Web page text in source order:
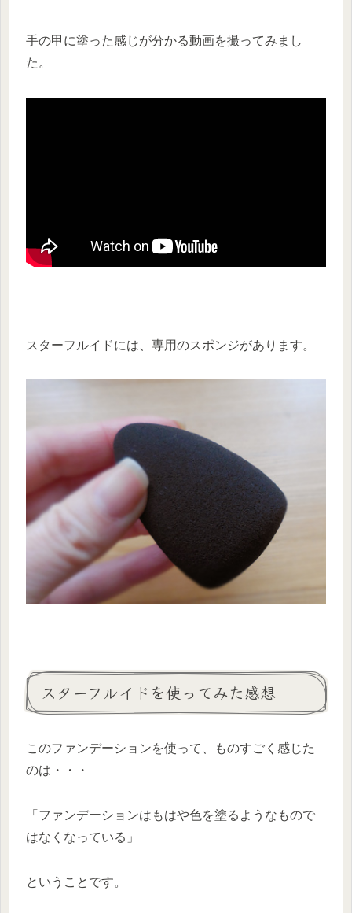
手の甲に塗った感じが分かる動画を撮ってみまし
た。
スターフルイドには、専用のスポンジがあります。
スターフルイドを使ってみた感想
このファンデーションを使って、ものすごく感じた
のは・・・
「ファンデーションはもはや色を塗るようなもので
はなくなっている」
ということです。